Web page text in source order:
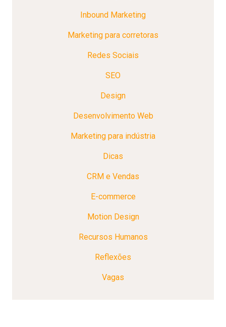
Inbound Marketing
Marketing para corretoras
Redes Sociais
SEO
Design
Desenvolvimento Web
Marketing para indústria
Dicas
CRM e Vendas
E-commerce
Motion Design
Recursos Humanos
Reflexões
Vagas